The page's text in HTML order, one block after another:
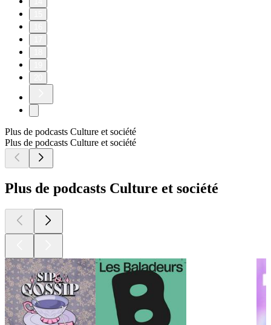
Plus de podcasts Culture et société
Plus de podcasts Culture et société
Plus de podcasts Culture et société